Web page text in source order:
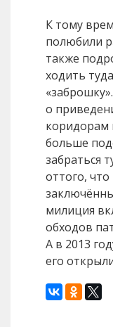
К тому
полюбили
также
ходить
о
коридорам
больше
забраться
оттого,
милиция
обходов
А в 2013
его